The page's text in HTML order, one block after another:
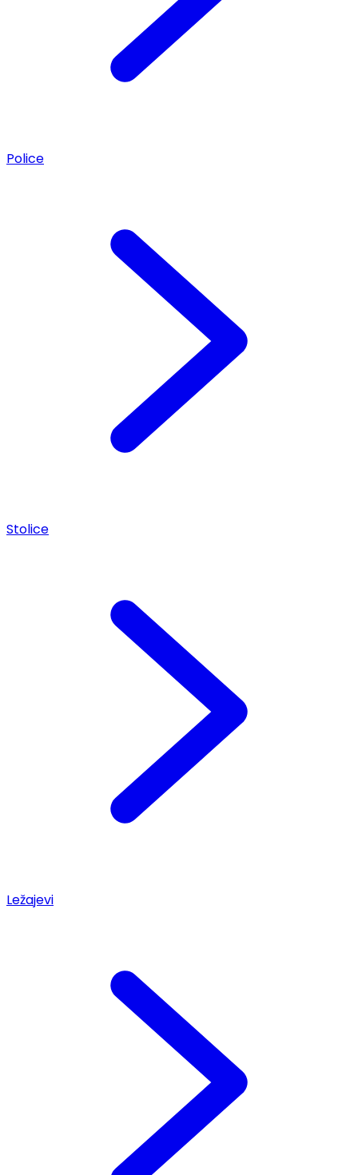
Police
Stolice
Ležajevi